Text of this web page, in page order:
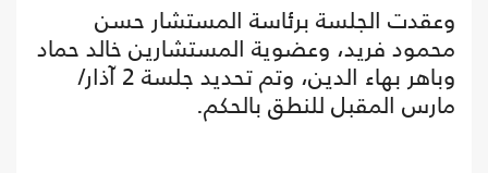
وعقدت الجلسة برئاسة المستشار حسن
محمود فريد، وعضوية المستشارين خالد حماد
وباهر بهاء الدين، وتم تحديد جلسة 2 آذار/
مارس المقبل للنطق بالحكم.